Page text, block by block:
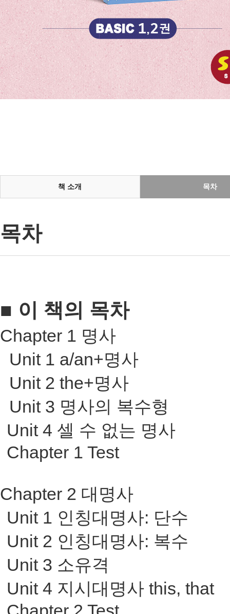
책 소개 목차
목차
■ 이 책의 목차
Chapter 1 명사
Unit 1 a/an+명사
Unit 2 the+명사
Unit 3 명사의 복수형
Unit 4 셀 수 없는 명사
Chapter 1 Test
Chapter 2 대명사
Unit 1 인칭대명사: 단수
Unit 2 인칭대명사: 복수
Unit 3 소유격
Unit 4 지시대명사 this, that